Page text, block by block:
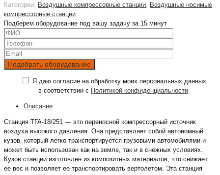
Категории: Воздушные компрессорные станции Воздушные носимые
компрессорные станции
Подберем оборудование под вашу задачу за 15 минут
Я даю согласие на обработку моих персональных данных
в соответствии с Политикой конфиденциальности
Описание
Станция ТГА-18/251 — это переносной компрессорный источник
воздуха высокого давления. Она представляет собой автономный
кузов, который легко транспортируется грузовыми автомобилями и
может быть использован как на земле, так и в снежных условиях.
Кузов станции изготовлен из композитных материалов, что снижает
ее вес и позволяет ее транспортировать вертолетом. Эта станция